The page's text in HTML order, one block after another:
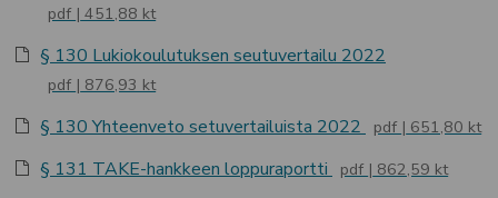
pdf 451,88 kt
§ 130 Lukiokoulutuksen seutuvertailu 2022
pdf 876,93 kt
§ 130 Yhteenveto setuvertailuista 2022 pdf 651,80 kt
§ 131 TAKE-hankkeen loppuraportti pdf 862,59 kt